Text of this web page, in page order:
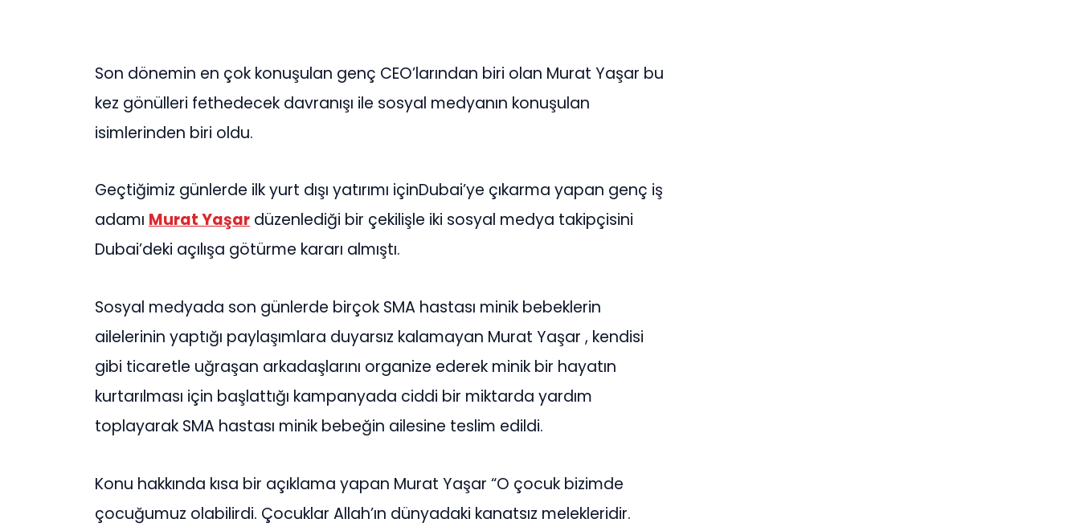
Son dönemin en çok konuşulan genç CEO’larından biri olan Murat Yaşar bu
kez gönülleri fethedecek davranışı ile sosyal medyanın konuşulan
isimlerinden biri oldu.
Geçtiğimiz günlerde ilk yurt dışı yatırımı içinDubai’ye çıkarma yapan genç iş
adamı Murat Yaşar düzenlediği bir çekilişle iki sosyal medya takipçisini
Dubai’deki açılışa götürme kararı almıştı.
Sosyal medyada son günlerde birçok SMA hastası minik bebeklerin
ailelerinin yaptığı paylaşımlara duyarsız kalamayan Murat Yaşar , kendisi
gibi ticaretle uğraşan arkadaşlarını organize ederek minik bir hayatın
kurtarılması için başlattığı kampanyada ciddi bir miktarda yardım
toplayarak SMA hastası minik bebeğin ailesine teslim edildi.
Konu hakkında kısa bir açıklama yapan Murat Yaşar “O çocuk bizimde
çocuğumuz olabilirdi. Çocuklar Allah’ın dünyadaki kanatsız melekleridir.